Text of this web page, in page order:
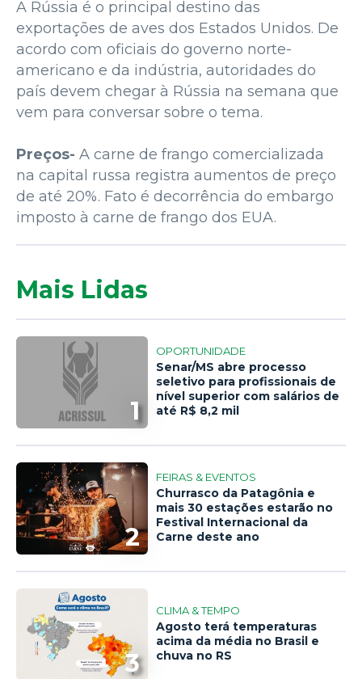
A Rússia é o principal destino das
exportações de aves dos Estados Unidos. De
acordo com oficiais do governo norte-
americano e da indústria, autoridades do
país devem chegar à Rússia na semana que
vem para conversar sobre o tema.
Preços- A carne de frango comercializada
na capital russa registra aumentos de preço
de até 20%. Fato é decorrência do embargo
imposto à carne de frango dos EUA.
Mais Lidas
1
OPORTUNIDADE
Senar/MS abre processo
seletivo para profissionais de
nível superior com salários de
até R$ 8,2 mil
2
FEIRAS & EVENTOS
Churrasco da Patagônia e
mais 30 estações estarão no
Festival Internacional da
Carne deste ano
3
CLIMA & TEMPO
Agosto terá temperaturas
acima da média no Brasil e
chuva no RS